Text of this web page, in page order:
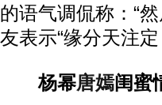
的语气调侃称：“
友表示“缘分天注定
杨幂唐嫣闺蜜